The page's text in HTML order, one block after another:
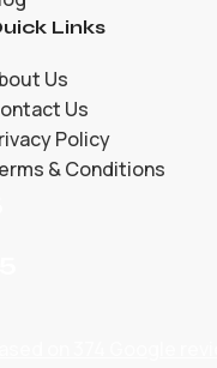
Links
Us
Us
Policy
& Conditions